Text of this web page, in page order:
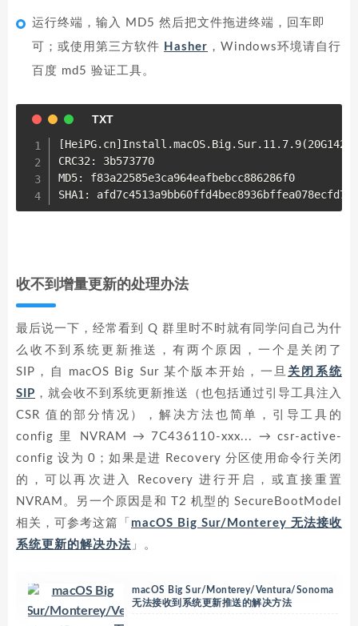
运行终端，输入 MD5 然后把文件拖进终端，回车即
可；或使用第三方软件 Hasher ，Windows环境请自行
百度 md5 验证工具。
CRC32: 3b573770
MD5: f83a22585e3ca964eafbebcc886286f0
收不到增量更新的处理办法
最后说一下，经常看到 Q 群里时不时就有同学问自己为什
么收不到系统更新推送，有两个原因，一个是关闭了
SIP，自 macOS Big Sur 某个版本开始，一旦 关闭系统
SIP ，就会收不到系统更新推送（也包括通过引导工具注入
CSR 值的部分情况），解决方法也简单，引导工具的
config 里 NVRAM → 7C436110-xxx... → csr-active-
config 设为 0；如果是进 Recovery 分区使用命令行关闭
的，可以再次进入 Recovery 进行开启，或直接重置
NVRAM。另一个原因是和 T2 机型的 SecureBootModel
相关，可参考这篇「 macOS Big Sur/Monterey 无法接收
系统更新的解决办法 」。
macOS Big Sur/Monterey/Ventura/Sonoma
无法接收到系统更新推送的解决方法